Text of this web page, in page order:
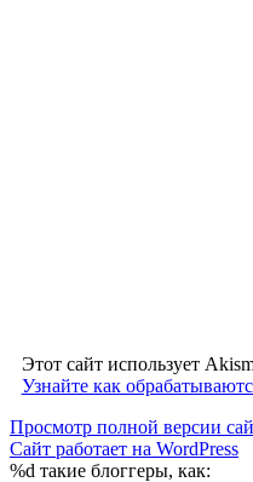
Этот сайт использует
Узнайте как
Просмотр полной версии
Сайт работает на WordPress
%d такие блоггеры, как: